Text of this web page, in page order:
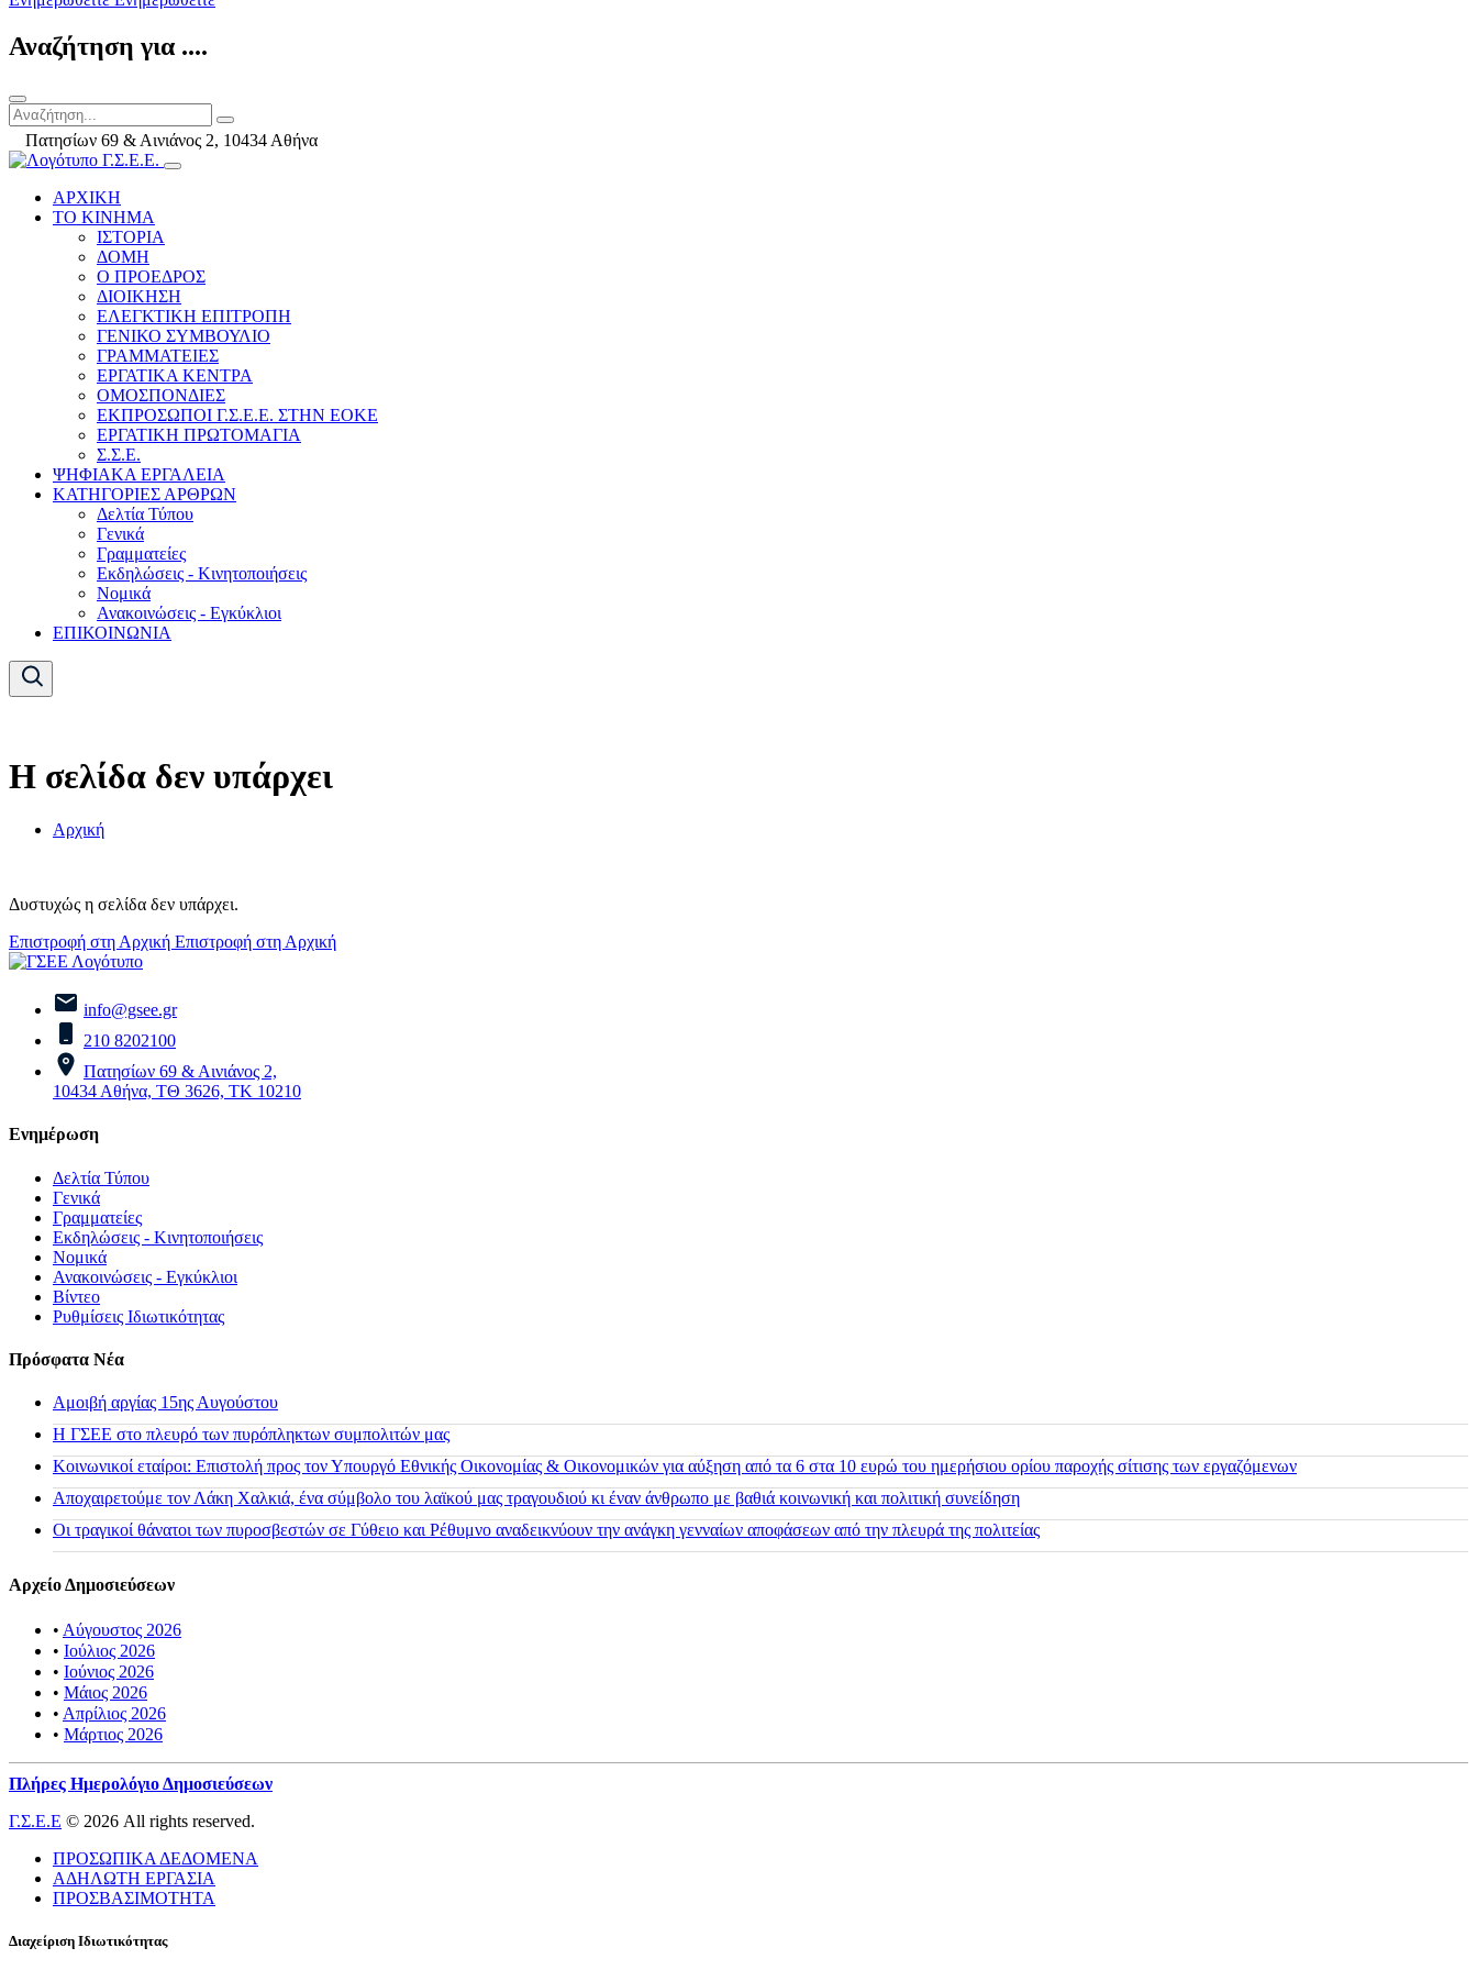
Αναζήτηση για ....
Πατησίων 69 & Αινιάνος 2, 10434 Αθήνα
ΑΡΧΙΚΗ
ΤΟ ΚΙΝΗΜΑ
ΙΣΤΟΡΙΑ
ΔΟΜΗ
Ο ΠΡΟΕΔΡΟΣ
ΔΙΟΙΚΗΣΗ
ΕΛΕΓΚΤΙΚΗ ΕΠΙΤΡΟΠΗ
ΓΕΝΙΚΟ ΣΥΜΒΟΥΛΙΟ
ΓΡΑΜΜΑΤΕΙΕΣ
ΕΡΓΑΤΙΚΑ ΚΕΝΤΡΑ
ΟΜΟΣΠΟΝΔΙΕΣ
ΕΚΠΡΟΣΩΠΟΙ Γ.Σ.Ε.Ε. ΣΤΗΝ ΕΟΚΕ
ΕΡΓΑΤΙΚΗ ΠΡΩΤΟΜΑΓΙΑ
Σ.Σ.Ε.
ΨΗΦΙΑΚΑ ΕΡΓΑΛΕΙΑ
ΚΑΤΗΓΟΡΙΕΣ ΑΡΘΡΩΝ
Δελτία Τύπου
Γενικά
Γραμματείες
Εκδηλώσεις - Κινητοποιήσεις
Νομικά
Ανακοινώσεις - Εγκύκλιοι
ΕΠΙΚΟΙΝΩΝΙΑ
Η σελίδα δεν υπάρχει
Αρχική
Δυστυχώς η σελίδα δεν υπάρχει.
Επιστροφή στη Αρχική Επιστροφή στη Αρχική
info@gsee.gr
210 8202100
Πατησίων 69 & Αινιάνος 2,
10434 Αθήνα, ΤΘ 3626, ΤΚ 10210
Ενημέρωση
Δελτία Τύπου
Γενικά
Γραμματείες
Εκδηλώσεις - Κινητοποιήσεις
Νομικά
Ανακοινώσεις - Εγκύκλιοι
Βίντεο
Ρυθμίσεις Ιδιωτικότητας
Πρόσφατα Νέα
Αμοιβή αργίας 15ης Αυγούστου
H ΓΣΕΕ στο πλευρό των πυρόπληκτων συμπολιτών μας
Κοινωνικοί εταίροι: Επιστολή προς τον Υπουργό Εθνικής Οικονομίας & Οικονομικών για αύξηση από τα 6 στα 10 ευρώ του ημερήσιου ορίου παροχής σίτισης των εργαζόμενων
Αποχαιρετούμε τον Λάκη Χαλκιά, ένα σύμβολο του λαϊκού μας τραγουδιού κι έναν άνθρωπο με βαθιά κοινωνική και πολιτική συνείδηση
Οι τραγικοί θάνατοι των πυροσβεστών σε Γύθειο και Ρέθυμνο αναδεικνύουν την ανάγκη γενναίων αποφάσεων από την πλευρά της πολιτείας
Αρχείο Δημοσιεύσεων
• Αύγουστος 2026
• Ιούλιος 2026
• Ιούνιος 2026
• Μάιος 2026
• Απρίλιος 2026
• Μάρτιος 2026
Πλήρες Ημερολόγιο Δημοσιεύσεων
Γ.Σ.Ε.Ε © 2026 All rights reserved.
ΠΡΟΣΩΠΙΚΑ ΔΕΔΟΜΕΝΑ
ΑΔΗΛΩΤΗ ΕΡΓΑΣΙΑ
ΠΡΟΣΒΑΣΙΜΟΤΗΤΑ
Διαχείριση Ιδιωτικότητας